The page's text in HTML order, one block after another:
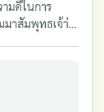
มดีในการ
าสัมพุทธเจ้า่...